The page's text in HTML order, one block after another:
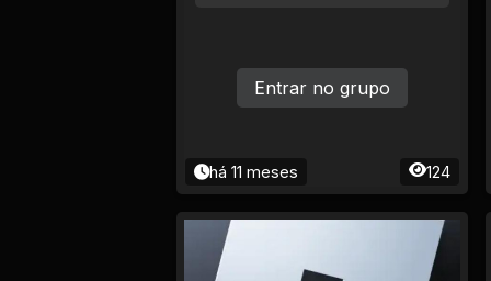
há 11 meses 124
Entrar no grupo